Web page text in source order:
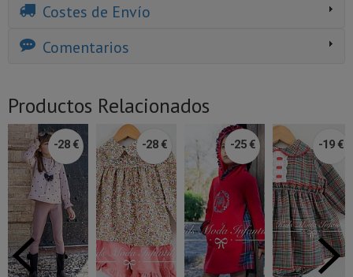
Costes de Envío
Comentarios
Productos Relacionados
-28 € -28 € -25 € -19 €